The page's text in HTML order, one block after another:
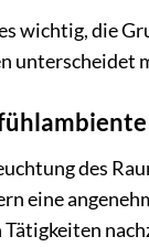
wichtig, die
unterscheidet
des
eine